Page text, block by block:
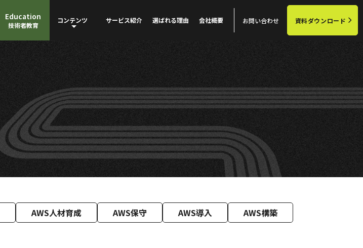
Education
技術者教育
コンテンツ サービス紹介 選ばれる理由 会社概要 お問い合わせ 資料ダウンロード
AWS人材育成 AWS保守 AWS導入
AWS構築